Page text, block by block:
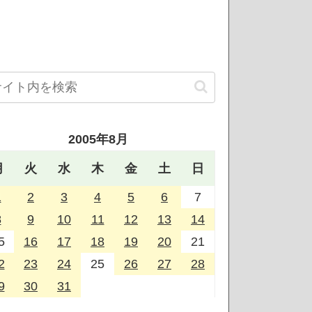
2005年8月
火 水 木 金 土 日
2 3 4 5 6
7
9 10 11 12 13
14
16 17 18 19 20
21
23 24 25 26 27
28
30 31